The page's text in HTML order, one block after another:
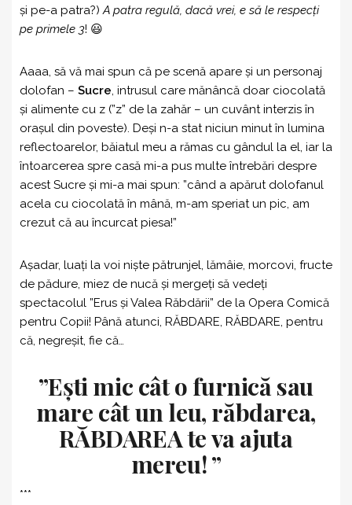
și pe-a patra?)A patra regulă, dacă vrei, e să le respecți
pe primele 3! 😃
Aaaa, să vă mai spun că pe scenă apare și un personaj
dolofan – Sucre, intrusul care mănâncă doar ciocolată
și alimente cu z (”z” de la zahăr – un cuvânt interzis în
orașul din poveste). Deși n-a stat niciun minut în lumina
reflectoarelor, băiatul meu a rămas cu gândul la el, iar la
întoarcerea spre casă mi-a pus multe întrebări despre
acest Sucre și mi-a mai spun: ”când a apărut dolofanul
acela cu ciocolată în mână, m-am speriat un pic, am
crezut că au încurcat piesa!”
Așadar, luați la voi niște pătrunjel, lămâie, morcovi, fructe
de pădure, miez de nucă și mergeți să vedeți
spectacolul ”Erus și Valea Răbdării” de la Opera Comică
pentru Copii! Până atunci, RĂBDARE, RĂBDARE, pentru
că, negreșit, fie că…
”Ești mic cât o furnică sau
mare cât un leu, răbdarea,
RĂBDAREA te va ajuta
mereu! ”
***